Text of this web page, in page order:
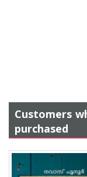
Customers
purchased